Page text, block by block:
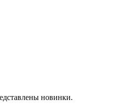
новинки.